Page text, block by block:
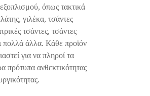
όπως τακτικά
γιλέκα, τσάντες
τσάντες, τσάντες
πολλά άλλα. Κάθε προϊόν
για να πληροί τα
πρότυπα ανθεκτικότητας